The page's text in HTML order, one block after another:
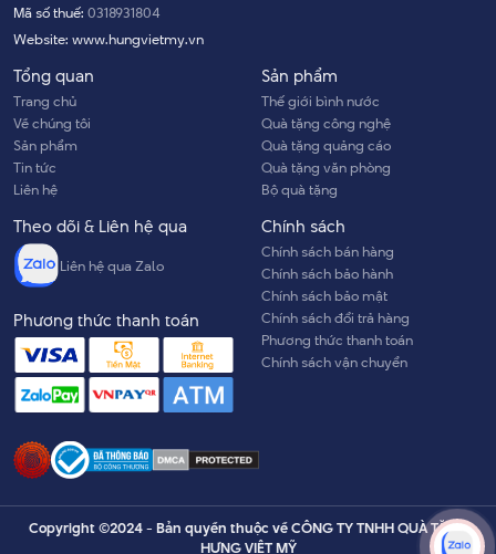
Mã số thuế: 0318931804
Website: www.hungvietmy.vn
Tổng quan
Trang chủ
Về chúng tôi
Sản phẩm
Tin tức
Liên hệ
Sản phẩm
Thế giới bình nước
Quà tặng công nghệ
Quà tặng quảng cáo
Quà tặng văn phòng
Bộ quà tặng
Chính sách
Chính sách bán hàng
Chính sách bảo hành
Chính sách bảo mật
Chính sách đổi trả hàng
Phương thức thanh toán
Chính sách vận chuyển
Theo dõi & Liên hệ qua
Liên hệ qua Zalo
Phương thức thanh toán
Copyright ©2024 - Bản quyền thuộc về CÔNG TY TNHH QUÀ TẶNG
HƯNG VIỆT MỸ